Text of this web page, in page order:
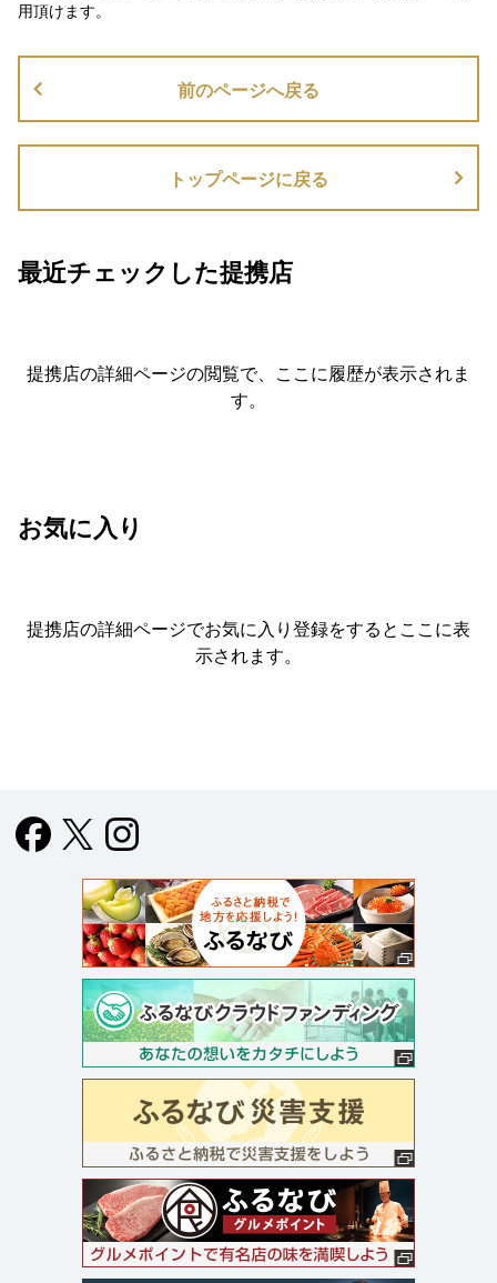
用頂けます。
前のページへ戻る
トップページに戻る
最近チェックした提携店
提携店の詳細ページの閲覧で、ここに履歴が表示されま
す。
お気に入り
提携店の詳細ページでお気に入り登録をすると ここに表
示されます。